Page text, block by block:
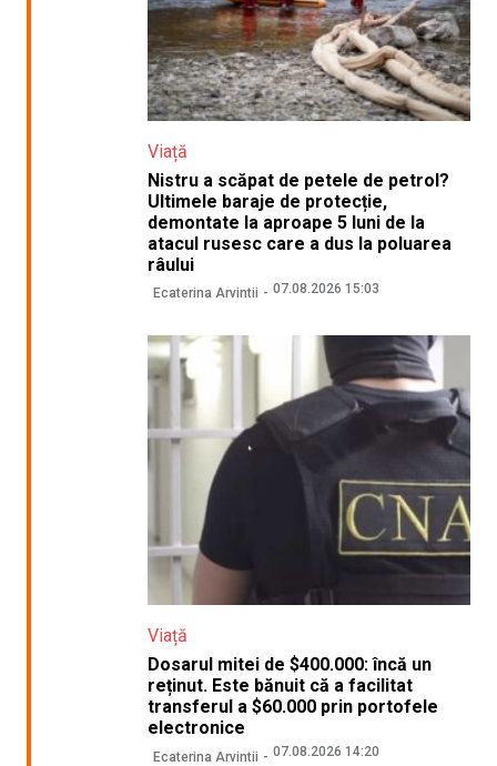
Viață
Nistru a scăpat de petele de petrol?
Ultimele baraje de protecție,
demontate la aproape 5 luni de la
atacul rusesc care a dus la poluarea
râului
Ecaterina Arvintii 07.08.2026 15:03
Viață
Dosarul mitei de $400.000: încă un
reținut. Este bănuit că a facilitat
transferul a $60.000 prin portofele
electronice
Ecaterina Arvintii 07.08.2026 14:20